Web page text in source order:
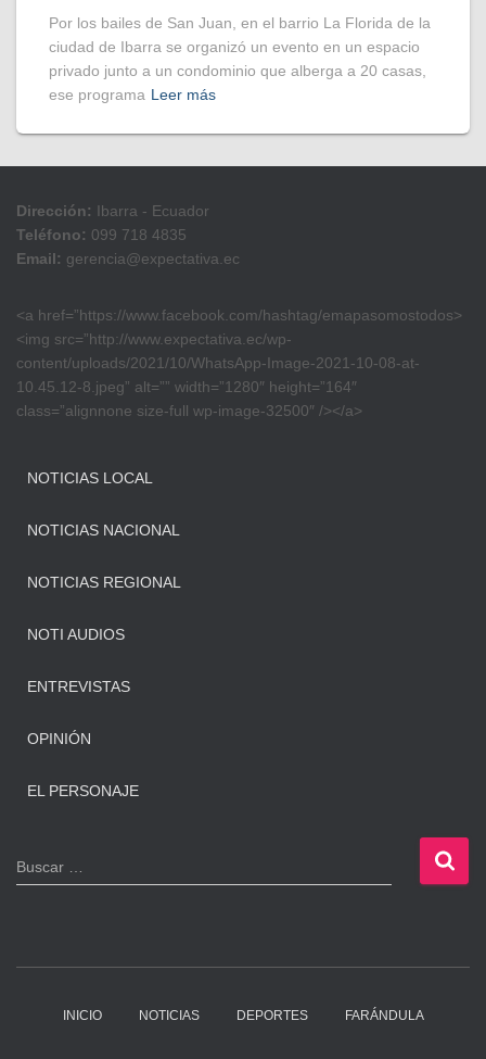
Por los bailes de San Juan, en el barrio La Florida de la
ciudad de Ibarra se organizó un evento en un espacio
privado junto a un condominio que alberga a 20 casas,
ese programa Leer más
Dirección: Ibarra - Ecuador
Teléfono: 099 718 4835
Email: gerencia@expectativa.ec
<a href=”https://www.facebook.com/hashtag/emapasomostodos>
<img src=”http://www.expectativa.ec/wp-
content/uploads/2021/10/WhatsApp-Image-2021-10-08-at-
10.45.12-8.jpeg” alt=”” width=”1280″ height=”164″
class=”alignnone size-full wp-image-32500″ /></a>
NOTICIAS LOCAL
NOTICIAS NACIONAL
NOTICIAS REGIONAL
NOTI AUDIOS
ENTREVISTAS
OPINIÓN
EL PERSONAJE
B
u
Buscar …
INICIO NOTICIAS DEPORTES FARÁNDULA